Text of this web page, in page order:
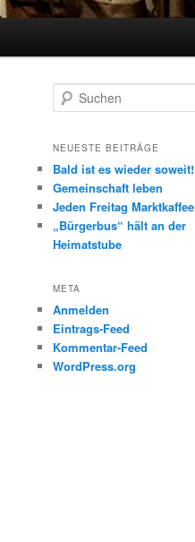
u
h
n
NEUESTE BEITRÄGE
Bald ist es wieder soweit!
Gemeinschaft leben
Jeden Freitag Marktkaffee
„Bürgerbus“ hält an der
Heimatstube
META
Anmelden
Eintrags-Feed
Kommentar-Feed
WordPress.org